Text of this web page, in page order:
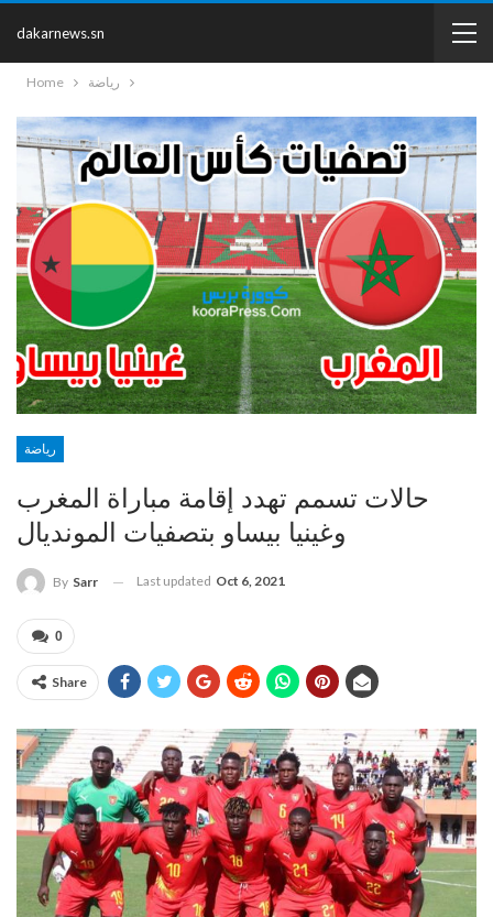
dakarnews.sn
Home رياضة
رياضة
حالات تسمم تهدد إقامة مباراة المغرب
وغينيا بيساو بتصفيات المونديال
By Sarr Last updated Oct 6, 2021
0
Share